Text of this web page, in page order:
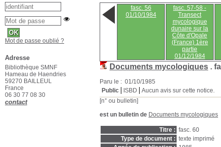
fasc. 56
01/10/1984
fasc. 57-58 -
Transect
mycologique
dunaire sur la
Côte d'Opale
(France) 1ère
partie
01/12/1984
Documents mycologiques .
Paru le : 01/10/1985
Public
ISBD
Aucun avis sur cette notice.
[n° ou bulletin]
est un bulletin de Documents mycologiques
Titre : fasc. 60
Type de document : texte imprimé
Mot de passe oublié ?
Adresse
Bibliothèque SMNF
Hameau de Haendries
59270 BAILLEUL
France
06 30 77 08 30
contact